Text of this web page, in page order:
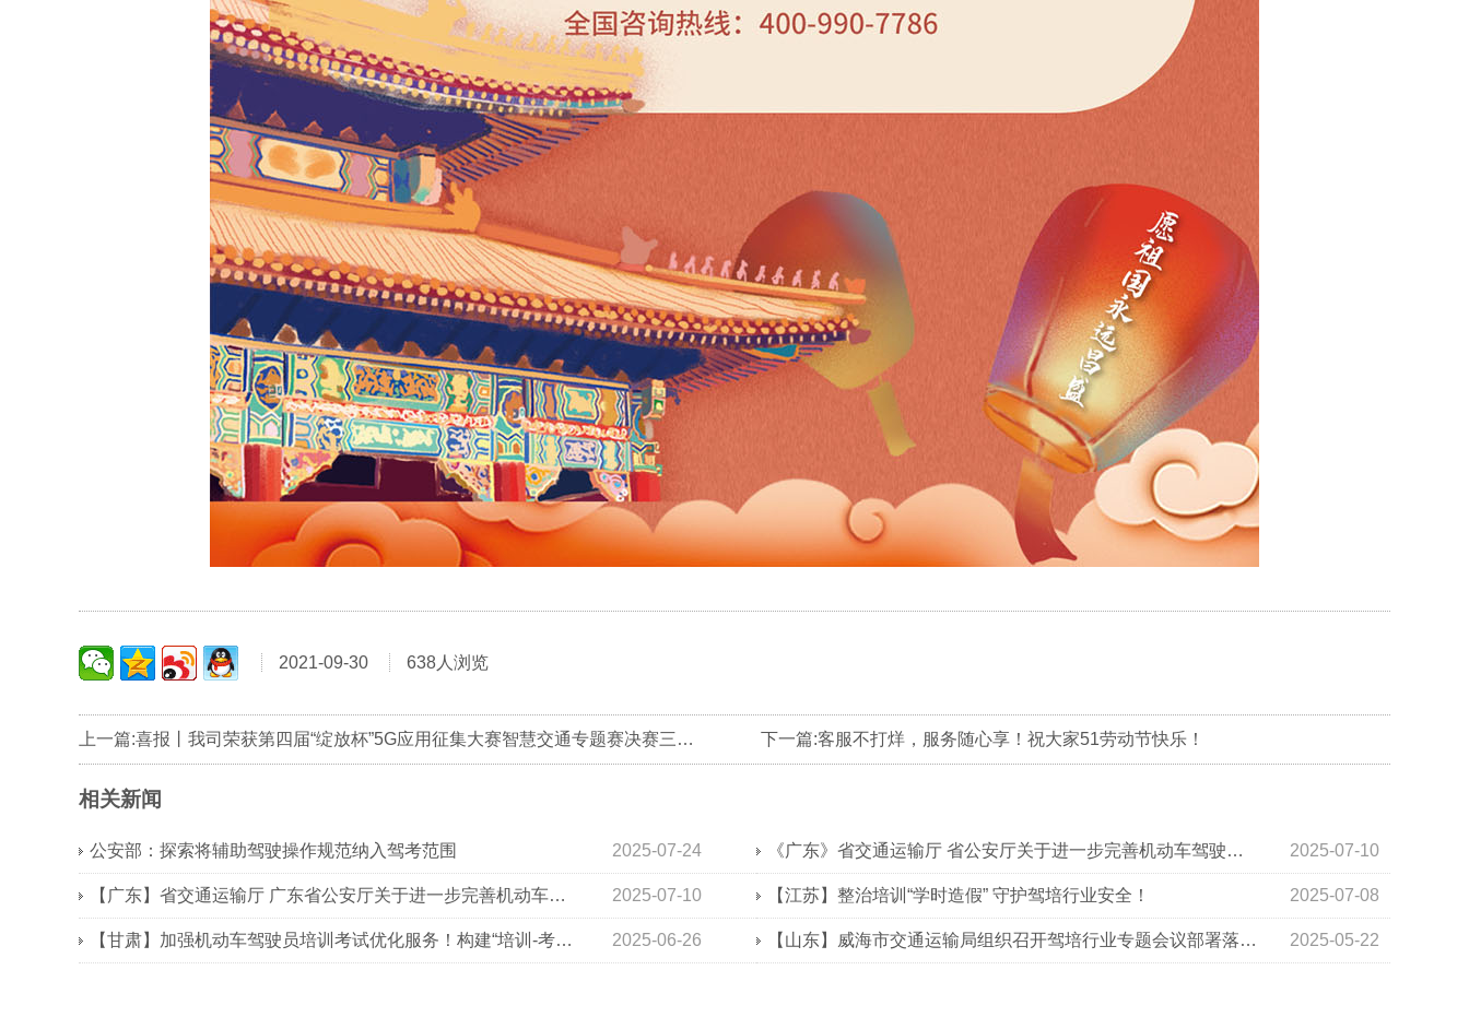
2021-09-30 638人浏览
上一篇:喜报丨我司荣获第四届“绽放杯”5G应用征集大赛智慧交通专题赛决赛三等奖。 下一篇:客服不打烊，服务随心享！祝大家51劳动节快乐！
相关新闻
公安部：探索将辅助驾驶操作规范纳入驾考范围 2025-07-24 《广东》省交通运输厅 省公安厅关于进一步完善机动车驾驶培训监管机制的通知》解读 2025-07-10
【广东】省交通运输厅 广东省公安厅关于进一步完善机动车驾驶培训监管机制的通知 2025-07-10 【江苏】整治培训“学时造假” 守护驾培行业安全！ 2025-07-08
【甘肃】加强机动车驾驶员培训考试优化服务！构建“培训-考试-监管”全链条管理体系 2025-06-26 【山东】威海市交通运输局组织召开驾培行业专题会议部署落实学时审核工作 2025-05-22